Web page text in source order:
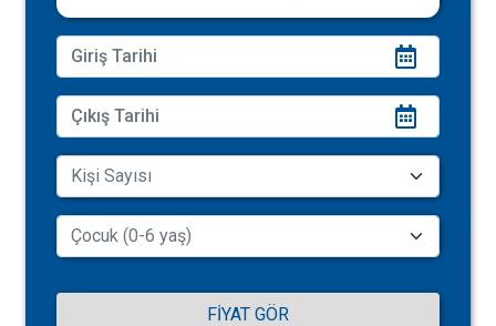
FIYAT GÖR